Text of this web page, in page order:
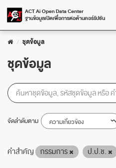
Skip
ACT Ai Open Data Center
ฐานข้อมูลเปิดเพื่อการต่อต้านคอร์รัปชัน
ชุดข้อมูล
ชุดข้อมูล
จัดลำดับตาม
คำสำคัญ กรรมการ ป.ป.ช.